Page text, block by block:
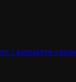
і визначте